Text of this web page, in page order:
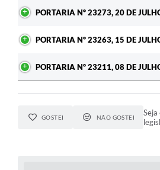
PORTARIA Nº 23273, 20 DE
PORTARIA Nº 23263, 15 DE
PORTARIA Nº 23211, 08 DE
GOSTEI NÃO GOSTEI